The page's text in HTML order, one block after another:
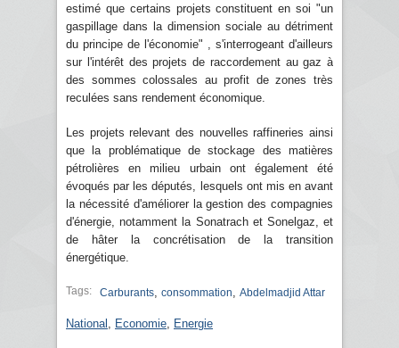
estimé que certains projets constituent en soi "un
gaspillage dans la dimension sociale au détriment
du principe de l'économie" , s'interrogeant d'ailleurs
sur l'intérêt des projets de raccordement au gaz à
des sommes colossales au profit de zones très
reculées sans rendement économique.
Les projets relevant des nouvelles raffineries ainsi
que la problématique de stockage des matières
pétrolières en milieu urbain ont également été
évoqués par les députés, lesquels ont mis en avant
la nécessité d'améliorer la gestion des compagnies
d'énergie, notamment la Sonatrach et Sonelgaz, et
de hâter la concrétisation de la transition
énergétique.
Tags: Carburants consommation Abdelmadjid Attar
National Economie Energie